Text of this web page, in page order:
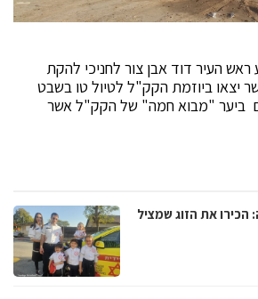
העיר דוד אבן צור לחניכי להקת
יצאו ביוזמת הקק"ל לטיול טו בשבט
ביער "מבוא חמה" של הקק"ל אשר
את הזוג שמציל